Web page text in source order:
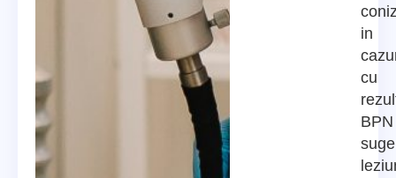
in
cu
BPN